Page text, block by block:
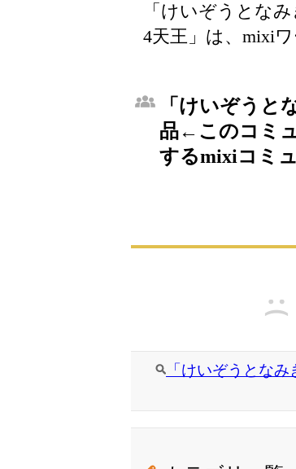
「けいぞうとな
4天王」は、mixi
「けいぞうと
品←このコミ
するmixiコミ
「けいぞうとな